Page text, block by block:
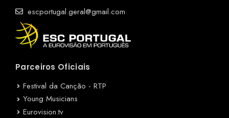
escportugal.geral@gmail.com
Parceiros Oficiais
Festival da Canção - RTP
Young Musicians
Eurovision.tv